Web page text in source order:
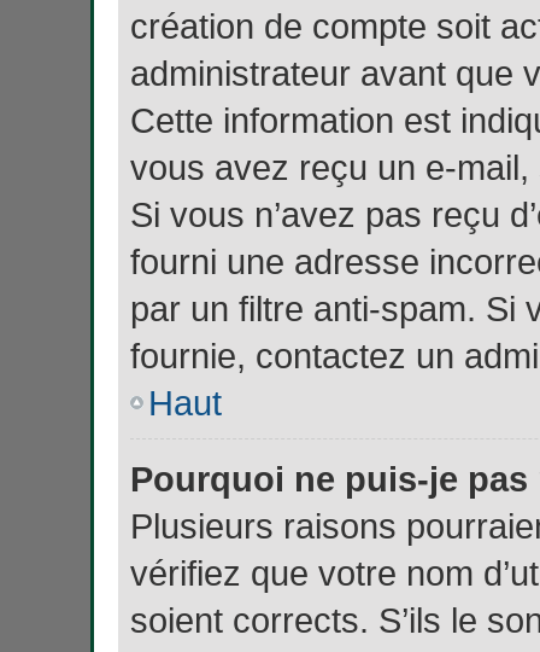
création de compte soit
administrateur avant que
Cette information est
vous avez reçu un e-
Si vous n’avez pas reçu
fourni une adresse
par un filtre anti-spam. Si
fournie, contactez un
Haut
Pourquoi ne puis-je
Plusieurs raisons
vérifiez que votre nom
soient corrects. S’ils le